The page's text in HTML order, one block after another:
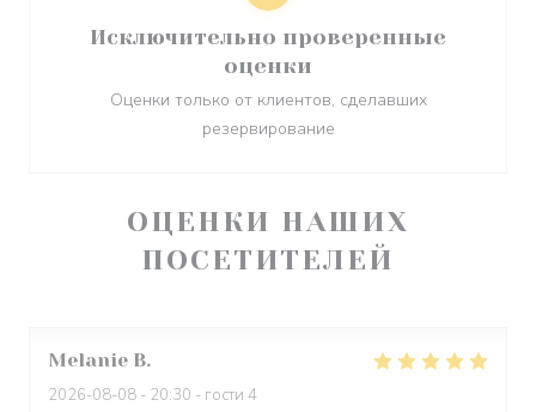
ОЦЕНКИ НАШИХ
ПОСЕТИТЕЛЕЙ
Melanie B
2026-08-08 - 20:30 - гости 4
Исключительно проверенные
оценки
Оценки только от клиентов, сделавших
резервирование